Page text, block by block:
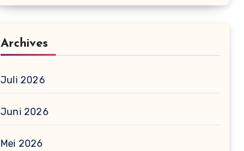
Archives
Juli 2026
Juni 2026
Mei 2026